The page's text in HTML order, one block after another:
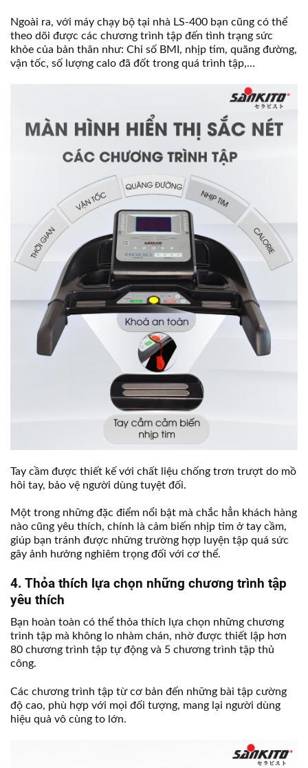
Ngoài ra, với máy chạy bộ tại nhà LS-400 bạn cũng có thể
theo dõi được các chương trình tập đến tình trạng sức
khỏe của bản thân như: Chỉ số BMI, nhịp tim, quãng đường,
vận tốc, số lượng calo đã đốt trong quá trình tập,…
Tay cầm được thiết kế với chất liệu chống trơn trượt do mồ
hôi tay, bảo vệ người dùng tuyệt đối.
Một trong những đặc điểm nổi bật mà chắc hẳn khách hàng
nào cũng yêu thích, chính là cảm biến nhịp tim ở tay cầm,
giúp bạn tránh được những trường hợp luyện tập quá sức
gây ảnh hưởng nghiêm trọng đối với cơ thể.
4. Thỏa thích lựa chọn những chương trình tập
yêu thích
Bạn hoàn toàn có thể thỏa thích lựa chọn những chương
trình tập mà không lo nhàm chán, nhờ được thiết lập hơn
80 chương trình tập tự động và 5 chương trình tập thủ
công.
Các chương trình tập từ cơ bản đến những bài tập cường
độ cao, phù hợp với mọi đối tượng, mang lại người dùng
hiệu quả vô cùng to lớn.